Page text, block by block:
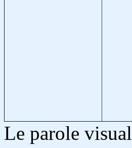
Le parole